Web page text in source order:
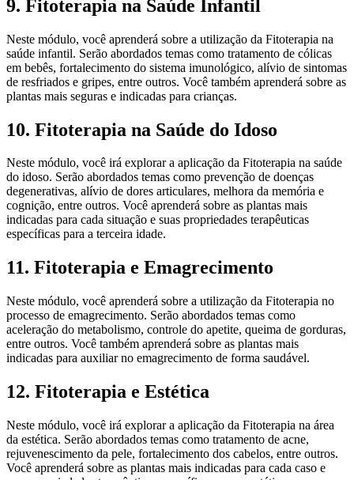
9. Fitoterapia na Saúde Infantil
Neste módulo, você aprenderá sobre a utilização da Fitoterapia na
saúde infantil. Serão abordados temas como tratamento de cólicas
em bebês, fortalecimento do sistema imunológico, alívio de sintomas
de resfriados e gripes, entre outros. Você também aprenderá sobre as
plantas mais seguras e indicadas para crianças.
10. Fitoterapia na Saúde do Idoso
Neste módulo, você irá explorar a aplicação da Fitoterapia na saúde
do idoso. Serão abordados temas como prevenção de doenças
degenerativas, alívio de dores articulares, melhora da memória e
cognição, entre outros. Você aprenderá sobre as plantas mais
indicadas para cada situação e suas propriedades terapêuticas
específicas para a terceira idade.
11. Fitoterapia e Emagrecimento
Neste módulo, você aprenderá sobre a utilização da Fitoterapia no
processo de emagrecimento. Serão abordados temas como
aceleração do metabolismo, controle do apetite, queima de gorduras,
entre outros. Você também aprenderá sobre as plantas mais
indicadas para auxiliar no emagrecimento de forma saudável.
12. Fitoterapia e Estética
Neste módulo, você irá explorar a aplicação da Fitoterapia na área
da estética. Serão abordados temas como tratamento de acne,
rejuvenescimento da pele, fortalecimento dos cabelos, entre outros.
Você aprenderá sobre as plantas mais indicadas para cada caso e